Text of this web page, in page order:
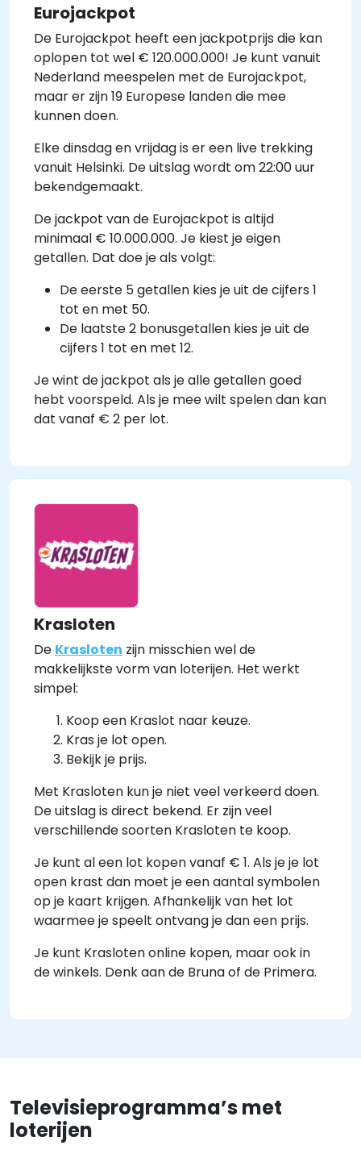
Eurojackpot
De Eurojackpot heeft een jackpotprijs die kan
oplopen tot wel € 120.000.000! Je kunt vanuit
Nederland meespelen met de Eurojackpot,
maar er zijn 19 Europese landen die mee
kunnen doen.
Elke dinsdag en vrijdag is er een live trekking
vanuit Helsinki. De uitslag wordt om 22:00 uur
bekendgemaakt.
De jackpot van de Eurojackpot is altijd
minimaal € 10.000.000. Je kiest je eigen
getallen. Dat doe je als volgt:
De eerste 5 getallen kies je uit de cijfers 1
tot en met 50.
De laatste 2 bonusgetallen kies je uit de
cijfers 1 tot en met 12.
Je wint de jackpot als je alle getallen goed
hebt voorspeld. Als je mee wilt spelen dan kan
dat vanaf € 2 per lot.
Krasloten
De Krasloten zijn misschien wel de
makkelijkste vorm van loterijen. Het werkt
simpel:
Koop een Kraslot naar keuze.
Kras je lot open.
Bekijk je prijs.
Met Krasloten kun je niet veel verkeerd doen.
De uitslag is direct bekend. Er zijn veel
verschillende soorten Krasloten te koop.
Je kunt al een lot kopen vanaf € 1. Als je je lot
open krast dan moet je een aantal symbolen
op je kaart krijgen. Afhankelijk van het lot
waarmee je speelt ontvang je dan een prijs.
Je kunt Krasloten online kopen, maar ook in
de winkels. Denk aan de Bruna of de Primera.
Televisieprogramma’s met
loterijen